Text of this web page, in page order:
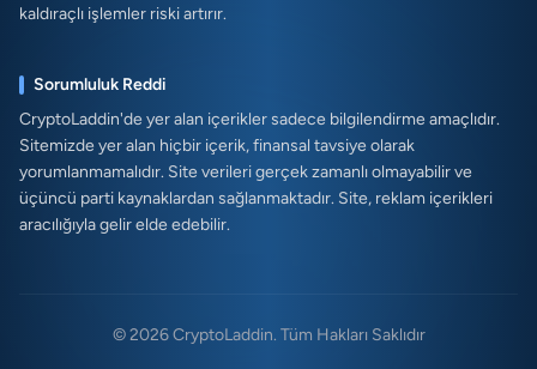
kaldıraçlı işlemler riski artırır.
Sorumluluk Reddi
CryptoLaddin'de yer alan içerikler sadece bilgilendirme amaçlıdır.
Sitemizde yer alan hiçbir içerik, finansal tavsiye olarak
yorumlanmamalıdır. Site verileri gerçek zamanlı olmayabilir ve
üçüncü parti kaynaklardan sağlanmaktadır. Site, reklam içerikleri
aracılığıyla gelir elde edebilir.
© 2026 CryptoLaddin. Tüm Hakları Saklıdır